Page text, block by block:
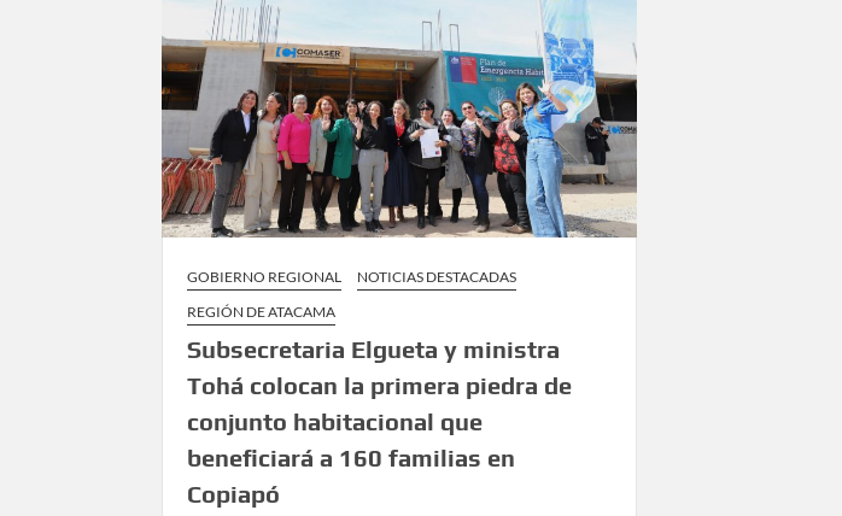
GOBIERNO REGIONAL
NOTICIAS DESTACADAS
REGIÓN DE ATACAMA
Subsecretaria Elgueta y ministra
Tohá colocan la primera piedra de
conjunto habitacional que
beneficiará a 160 familias en
Copiapó